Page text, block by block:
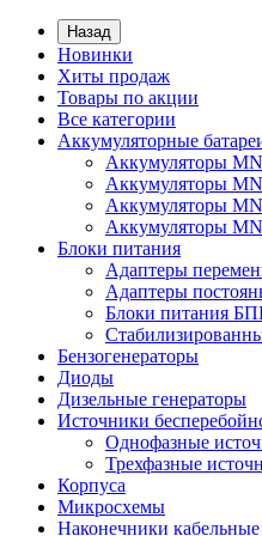
Назад
Новинки
Хиты продаж
Товары по акции
Все категории
Аккумуляторные
Аккумуляторы
Аккумуляторы
Аккумуляторы
Аккумуляторы
Блоки питания
Адаптеры
Адаптеры
Блоки питания
Бензогенераторы
Диоды
Дизельные генераторы
Источники
Однофазные
Трехфазные
Корпуса
Микросхемы
Наконечники кабельные